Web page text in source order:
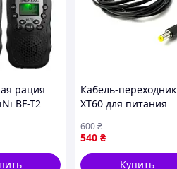
рация
BF-T2
Кабель-переходник
XT60 для питания
батареи 5м
540 ₴
600₴
Купить